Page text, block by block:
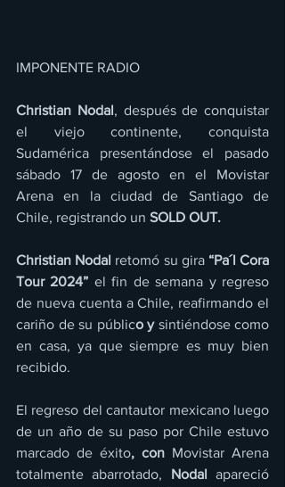
IMPONENTE RADIO
Christian Nodal, después de conquistar
el viejo continente, conquista
Sudamérica presentándose el pasado
sábado 17 de agosto en el Movistar
Arena en la ciudad de Santiago de
Chile, registrando un SOLD OUT.
Christian Nodal retomó su gira “Pa´l Cora
Tour 2024” el fin de semana y regreso
de nueva cuenta a Chile, reafirmando el
cariño de su público y sintiéndose como
en casa, ya que siempre es muy bien
recibido.
El regreso del cantautor mexicano luego
de un año de su paso por Chile estuvo
marcado de éxito, con Movistar Arena
totalmente abarrotado, Nodal apareció